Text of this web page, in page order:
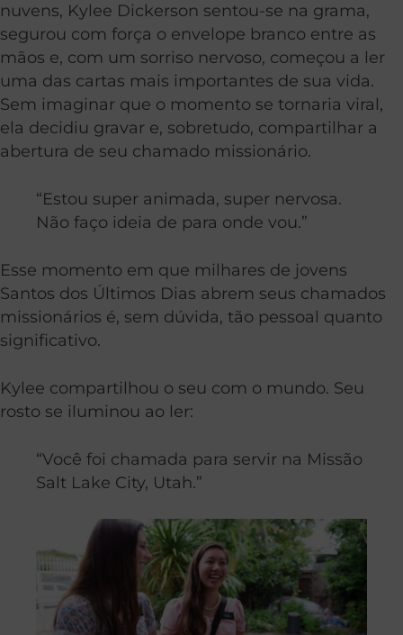
nuvens, Kylee Dickerson sentou-se na grama,
segurou com força o envelope branco entre as
mãos e, com um sorriso nervoso, começou a ler
uma das cartas mais importantes de sua vida.
Sem imaginar que o momento se tornaria viral,
ela decidiu gravar e, sobretudo, compartilhar a
abertura de seu chamado missionário.
“Estou super animada, super nervosa.
Não faço ideia de para onde vou.”
Esse momento em que milhares de jovens
Santos dos Últimos Dias abrem seus chamados
missionários é, sem dúvida, tão pessoal quanto
significativo.
Kylee compartilhou o seu com o mundo. Seu
rosto se iluminou ao ler:
“Você foi chamada para servir na Missão
Salt Lake City, Utah.”